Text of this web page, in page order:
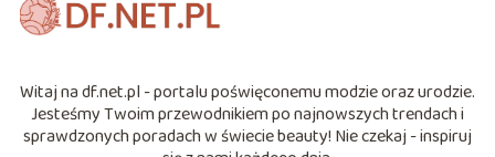
Witaj na df.net.pl - portalu poświęconemu modzie oraz urodzie.
Jesteśmy Twoim przewodnikiem po najnowszych trendach i
sprawdzonych poradach w świecie beauty! Nie czekaj - inspiruj